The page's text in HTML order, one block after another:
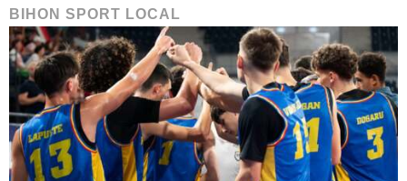
BIHON SPORT LOCAL